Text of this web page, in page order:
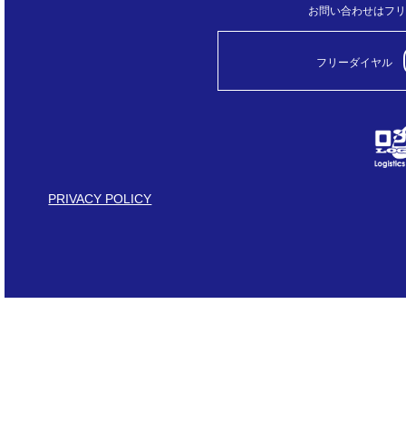
お問い合わせはフ
フリーダイヤル
PRIVACY POLICY